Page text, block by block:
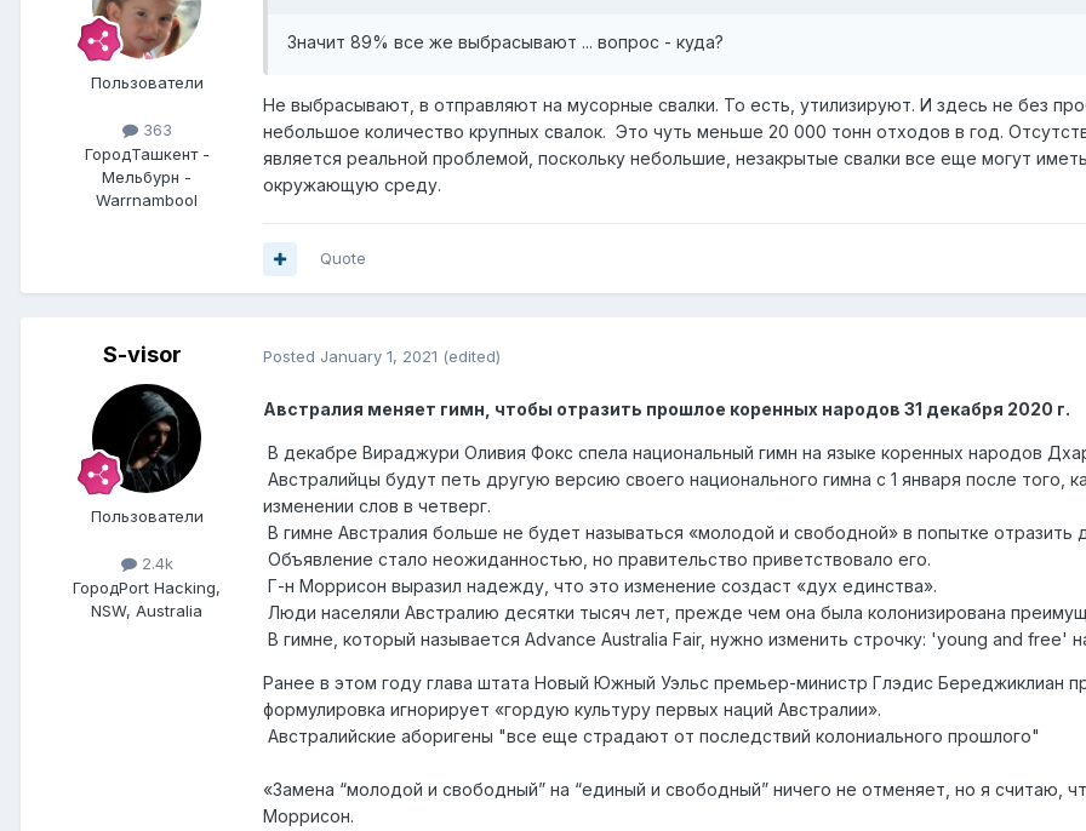
Пользователи
363
ГородТашкент -
Мельбурн -
Warrnambool
Значит 89% все же выбрасывают ... вопрос - куда?
Не выбрасывают, в отправляют на мусорные свалки. То есть, утилизируют. И здесь не без
небольшое количество крупных свалок. Это чуть меньше 20 000 тонн отходов в год.
является реальной проблемой, поскольку небольшие, незакрытые свалки все еще могут
окружающую среду.
Quote
S-visor
Пользователи
2.4k
ГородPort Hacking,
NSW, Australia
Posted January 1, 2021 (edited)
Австралия меняет гимн, чтобы отразить прошлое коренных народов 31 декабря 2020 г.
В декабре Вираджури Оливия Фокс спела национальный гимн на языке коренных народов
Австралийцы будут петь другую версию своего национального гимна с 1 января после
изменении слов в четверг.
В гимне Австралия больше не будет называться «молодой и свободной» в попытке
Объявление стало неожиданностью, но правительство приветствовало его.
Г-н Моррисон выразил надежду, что это изменение создаст «дух единства».
Люди населяли Австралию десятки тысяч лет, прежде чем она была колонизирована
В гимне, который называется Advance Australia Fair, нужно изменить строчку: 'young and free'
Ранее в этом году глава штата Новый Южный Уэльс премьер-министр Глэдис Береджиклиан
формулировка игнорирует «гордую культуру первых наций Австралии».
Австралийские аборигены "все еще страдают от последствий колониального прошлого"
«Замена “молодой и свободный” на “единый и свободный” ничего не отменяет, но я считаю,
Моррисон.